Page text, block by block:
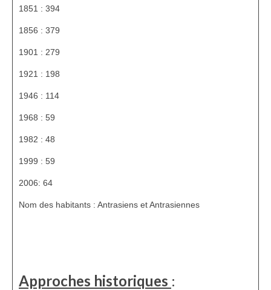
Personnalités
1851 : 394
1856 : 379
1901 : 279
1921 : 198
1946 : 114
1968 : 59
1982 : 48
1999 : 59
2006: 64
Nom des habitants : Antrasiens et Antrasiennes
Approches historiques :